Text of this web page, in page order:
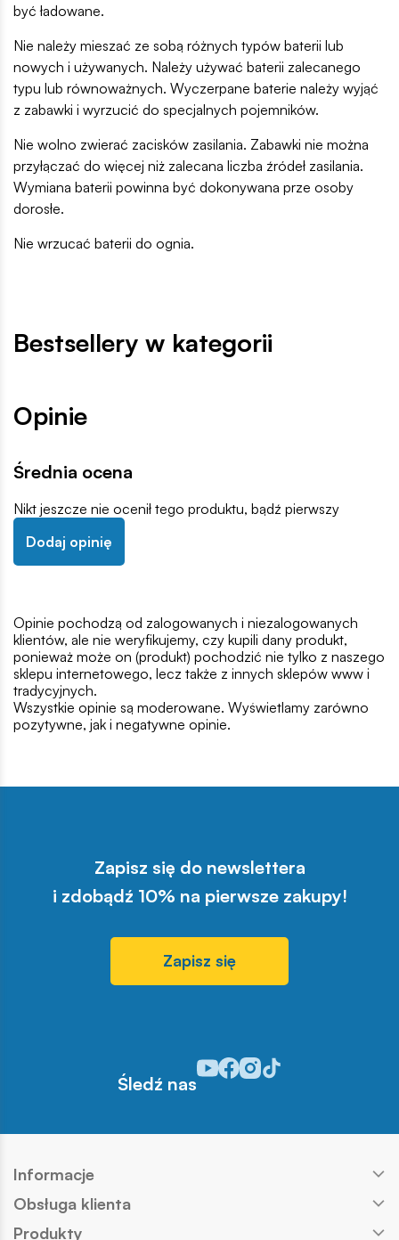
być ładowane.
Nie należy mieszać ze sobą różnych typów baterii lub
nowych i używanych. Należy używać baterii zalecanego
typu lub równoważnych. Wyczerpane baterie należy wyjąć
z zabawki i wyrzucić do specjalnych pojemników.
Nie wolno zwierać zacisków zasilania. Zabawki nie można
przyłączać do więcej niż zalecana liczba źródeł zasilania.
Wymiana baterii powinna być dokonywana prze osoby
dorosłe.
Nie wrzucać baterii do ognia.
Bestsellery w kategorii
Opinie
Średnia ocena
Nikt jeszcze nie ocenił tego produktu, bądź pierwszy
Dodaj opinię
Opinie pochodzą od zalogowanych i niezalogowanych
klientów, ale nie weryfikujemy, czy kupili dany produkt,
ponieważ może on (produkt) pochodzić nie tylko z naszego
sklepu internetowego, lecz także z innych sklepów www i
tradycyjnych.
Wszystkie opinie są moderowane. Wyświetlamy zarówno
pozytywne, jak i negatywne opinie.
Zapisz się do newslettera
i zdobądź 10% na pierwsze zakupy!
Zapisz się
Śledź nas
Odwiedź nasz profil w serwisie
Odwiedź nasz profil w
Odwiedź nasz profil w
Odwiedź nasz profil w
Informacje
Obsługa klienta
Produkty